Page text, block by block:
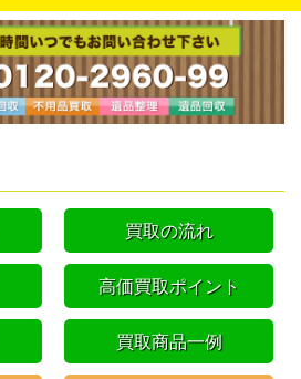
買取の流れ
高価買取ポイント
買取商品一例